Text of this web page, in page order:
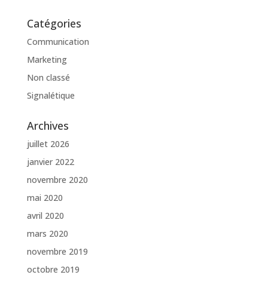
Catégories
Communication
Marketing
Non classé
Signalétique
Archives
juillet 2026
janvier 2022
novembre 2020
mai 2020
avril 2020
mars 2020
novembre 2019
octobre 2019